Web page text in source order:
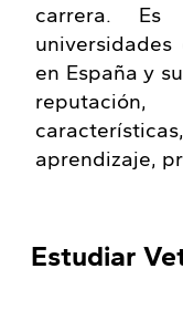
carrera. Es
en España y
aprendizaje,
Estudiar